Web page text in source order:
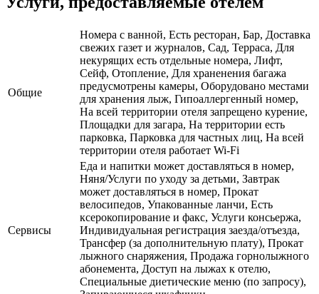
Общие
Номера с ванной, Есть ресторан, Бар, Доставка
свежих газет и журналов, Сад, Терраса, Для
некурящих есть отдельные номера, Лифт,
Сейф, Отопление, Для храненения багажа
предусмотрены камеры, Оборудовано местами
для хранения лыж, Гипоаллергенный номер,
На всей территории отеля запрещено курение,
Площадки для загара, На территории есть
парковка, Парковка для частных лиц, На всей
территории отеля работает Wi-Fi
Сервисы
Еда и напитки может доставляться в номер,
Няня/Услуги по уходу за детьми, Завтрак
может доставляться в номер, Прокат
велосипедов, Упакованные ланчи, Есть
ксерокопирование и факс, Услуги консьержа,
Индивидуальная регистрация заезда/отъезда,
Трансфер (за дополнительную плату), Прокат
лыжного снаряжения, Продажа горнолыжного
абонемента, Доступ на лыжах к отелю,
Специальные диетические меню (по запросу),